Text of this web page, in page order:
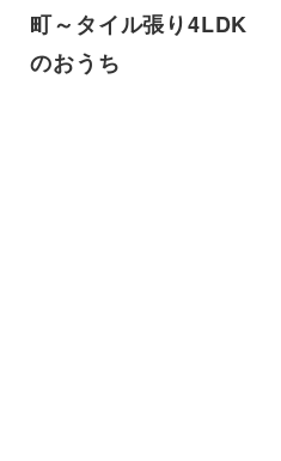
町～タイル張り4LDK
のおうち